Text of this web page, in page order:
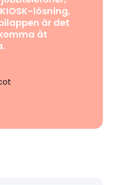
lösning,
är det
åt